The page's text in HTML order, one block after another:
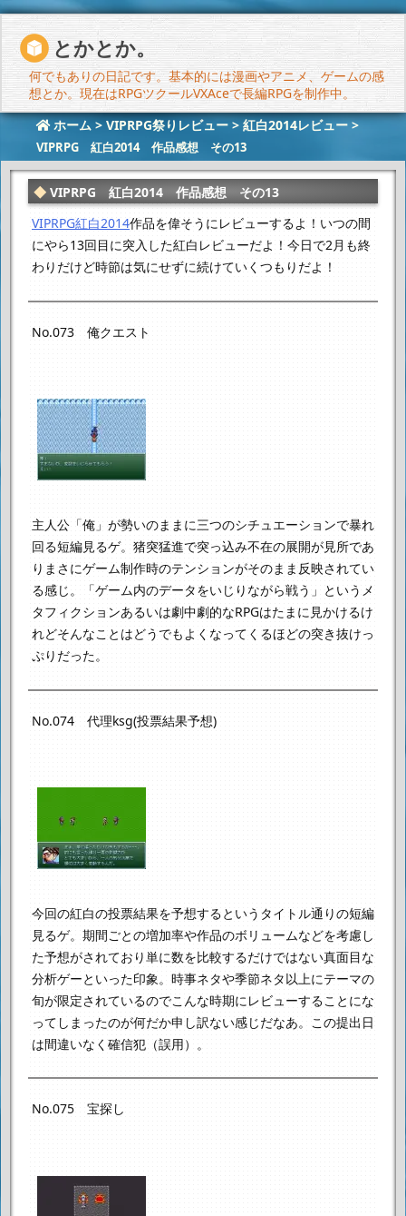
とかとか。
何でもありの日記です。基本的には漫画やアニメ、ゲームの感
想とか。現在はRPGツクールVXAceで長編RPGを制作中。
ホーム >VIPRPG祭りレビュー > 紅白2014レビュー>
VIPRPG 紅白2014 作品感想 その13
VIPRPG 紅白2014 作品感想 その13
VIPRPG紅白2014作品を偉そうにレビューするよ！ いつの間
にやら13回目に突入した紅白レビューだよ！ 今日で2月も終
わりだけど時節は気にせずに続けていくつもりだよ！
No.073 俺クエスト
主人公「俺」が勢いのままに三つのシチュエーションで暴れ
回る短編見るゲ。 猪突猛進で突っ込み不在の展開が見所であ
り まさにゲーム制作時のテンションがそのまま反映されてい
る感じ。
「ゲーム内のデータをいじりながら戦う」という メ
タフィクションあるいは劇中劇的なRPGはたまに見かけるけ
れどそんなことはどうでもよくなってくるほどの突き抜けっ
ぷりだった。
No.074 代理ksg(投票結果予想)
今回の紅白の投票結果を予想するというタイトル通りの短編
見るゲ。 期間ごとの増加率や作品のボリュームなどを考慮し
た予想がされており単に数を比較するだけではない真面目な
分析ゲーといった印象。 時事ネタや季節ネタ以上にテーマの
旬が限定されているのでこんな時期にレビューすることにな
ってしまったのが何だか申し訳ない感じだなあ。
この提出日
は間違いなく確信犯（誤用）。
No.075 宝探し